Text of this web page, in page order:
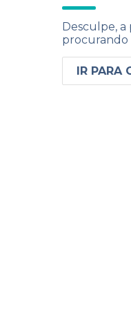
Desculpe, a
procurando
IR PARA